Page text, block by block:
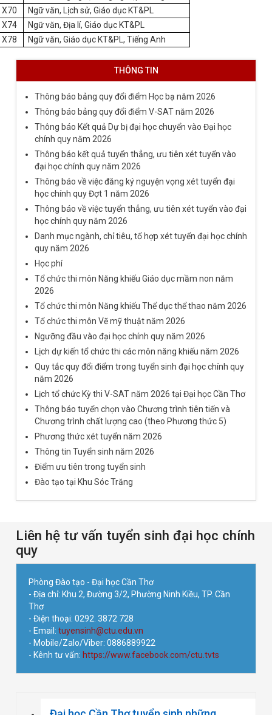
X70
Ngữ văn, Lịch sử, Giáo dục KT&PL
X74
Ngữ văn, Địa lí, Giáo dục KT&PL
X78
Ngữ văn, Giáo dục KT&PL, Tiếng Anh
THÔNG TIN
Thông báo bảng quy đổi điểm Học bạ năm 2026
Thông báo bảng quy đổi điểm V-SAT năm 2026
Thông báo Kết quả Dự bị đại học chuyển vào Đại học
chính quy năm 2026
Thông báo kết quả tuyển thẳng, ưu tiên xét tuyển vào
đại học chính quy năm 2026
Thông báo về việc đăng ký nguyện vọng xét tuyển đại
học chính quy Đợt 1 năm 2026
Thông báo về việc tuyển thẳng, ưu tiên xét tuyển vào đại
học chính quy năm 2026
Danh mục ngành, chỉ tiêu, tổ hợp xét tuyển đại học chính
quy năm 2026
Học phí
Tổ chức thi môn Năng khiếu Giáo dục mầm non năm
2026
Tổ chức thi môn Năng khiếu Thể dục thể thao năm 2026
Tổ chức thi môn Vẽ mỹ thuật năm 2026
Ngưỡng đầu vào đại học chính quy năm 2026
Lịch dự kiến tổ chức thi các môn năng khiếu năm 2026
Quy tắc quy đổi điểm trong tuyển sinh đại học chính quy
năm 2026
Lịch tổ chức Kỳ thi V-SAT năm 2026 tại Đại học Cần Thơ
Thông báo tuyển chọn vào Chương trình tiên tiến và
Chương trình chất lượng cao (theo Phương thức 5)
Phương thức xét tuyển năm 2026
Thông tin Tuyển sinh năm 2026
Điểm ưu tiên trong tuyển sinh
Đào tạo tại Khu Sóc Trăng
Liên hệ tư vấn tuyển sinh đại học chính
quy
Phòng Đào tạo - Đại học Cần Thơ
- Địa chỉ: Khu 2, Đường 3/2, Phường Ninh Kiều, TP. Cần
Thơ
- Điện thoại: 0292. 3872 728
- Email:tuyensinh@ctu.edu.vn
- Mobile/Zalo/Viber: 0886889922
- Kênh tư vấn: https://www.facebook.com/ctu.tvts